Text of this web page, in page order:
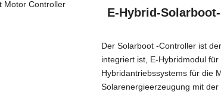
E-Hybrid-
Der Solarboot -Controller ist
integriert ist, E-Hybridmodul
Hybridantriebssystems für die
Solarenergieerzeugung mit